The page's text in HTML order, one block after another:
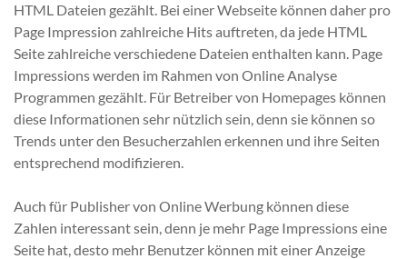
HTML Dateien gezählt. Bei einer Webseite können daher pro
Page Impression zahlreiche Hits auftreten, da jede HTML
Seite zahlreiche verschiedene Dateien enthalten kann. Page
Impressions werden im Rahmen von Online Analyse
Programmen gezählt. Für Betreiber von Homepages können
diese Informationen sehr nützlich sein, denn sie können so
Trends unter den Besucherzahlen erkennen und ihre Seiten
entsprechend modifizieren.
Auch für Publisher von Online Werbung können diese
Zahlen interessant sein, denn je mehr Page Impressions eine
Seite hat, desto mehr Benutzer können mit einer Anzeige